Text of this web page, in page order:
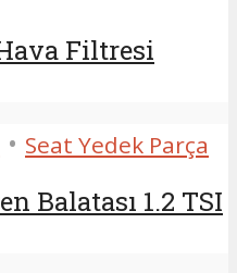
Filtresi
• Seat Yedek Parça
Balatası 1.2 TSI